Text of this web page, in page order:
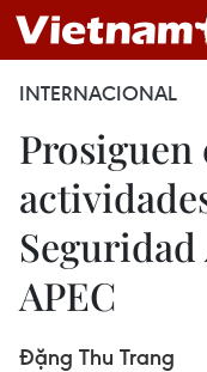
INTERNACIONAL
Prosiguen
APEC
Đặng Thu Trang